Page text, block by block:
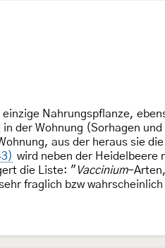
Nahrungspflanze,
der Wohnung (Sorhagen
aus der heraus sie
wird neben der Heidelbeere
die Liste: " Vaccinium-
fraglich bzw wahrscheinlich